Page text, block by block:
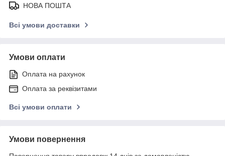
НОВА ПОШТА
Всі умови доставки
Умови оплати
Оплата на рахунок
Оплата за реквізитами
Всі умови оплати
Умови повернення